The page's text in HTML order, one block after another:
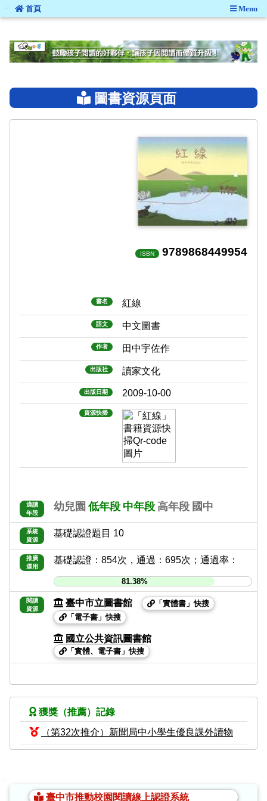
::: 首頁 Menu
圖書資源頁面
ISBN 9789868449954
書名 紅線
語文 中文圖書
作者 田中宇佐作
出版社 讀家文化
出版日期 2009-10-00
資源快掃
適讀
年段
幼兒園 低年段 中年段 高年段 國中
系統
資源
基礎認證題目 10
推廣
運用
基礎認證：854次，通過：695次；通過率：
81.38%
閱讀
資源
臺中市立圖書館
「實體書」快搜
「電子書」快搜
國立公共資訊圖書館
「實體、電子書」快搜
獲獎（推薦）記錄
（第32次推介）新聞局中小學生優良課外讀物
臺中市推動校園閱讀線上認證系統